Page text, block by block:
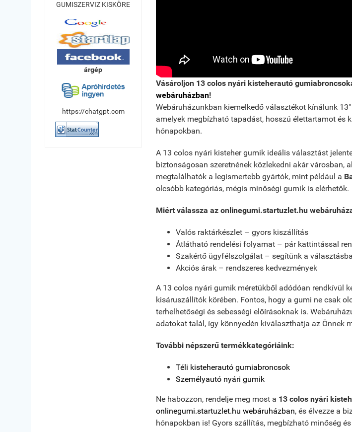
GUMISZERVIZ KISKÖRE
árgép
https://chatgpt.com
Vásároljon 13 colos nyári kisteherautó
webáruházban!
Webáruházunkban kiemelkedő választékot kínálunk
amelyek megbízható tapadást, hosszú élettartamot és
hónapokban.
A 13 colos nyári kisteher gumik ideális választást
biztonságosan szeretnének közlekedni akár városban,
megtalálhatók a legismertebb gyártók, mint például a
olcsóbb kategóriás, mégis minőségi gumik is elérhetők.
Miért válassza az onlinegumi.startuzlet.hu
Valós raktárkészlet – gyors kiszállítás
Átlátható rendelési folyamat – pár kattintással
Szakértő ügyfélszolgálat – segítünk a
Akciós árak – rendszeres kedvezmények
A 13 colos nyári gumik méretükből adódóan rendkívül
kisáruszállítók körében. Fontos, hogy a gumi ne csak
terhelhetőségi és sebességi előírásoknak is.
adatokat talál, így könnyedén kiválaszthatja az Önnek
További népszerű termékkategóriáink:
Téli kisteherautó gumiabroncsok
Személyautó nyári gumik
Ne habozzon, rendelje meg most a 13 colos nyári
onlinegumi.startuzlet.hu webáruházban, és élvezze a
hónapokban is! Gyors szállítás, megbízható minőség